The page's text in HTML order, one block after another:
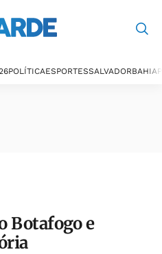
POLÍTICAESPORTESSALVADORBAHIA
Botafogo e